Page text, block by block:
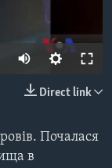
Direct link
Почалася
в